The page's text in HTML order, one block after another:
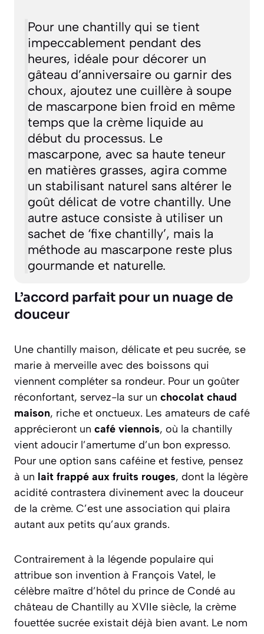
Pour une chantilly qui se tient
impeccablement pendant des
heures, idéale pour décorer un
gâteau d’anniversaire ou garnir des
choux, ajoutez une cuillère à soupe
de mascarpone bien froid en même
temps que la crème liquide au
début du processus. Le
mascarpone, avec sa haute teneur
en matières grasses, agira comme
un stabilisant naturel sans altérer le
goût délicat de votre chantilly. Une
autre astuce consiste à utiliser un
sachet de ‘fixe chantilly’, mais la
méthode au mascarpone reste plus
gourmande et naturelle.
L’accord parfait pour un nuage de
douceur
Une chantilly maison, délicate et peu sucrée, se
marie à merveille avec des boissons qui
viennent compléter sa rondeur. Pour un goûter
réconfortant, servez-la sur un chocolat chaud
maison, riche et onctueux. Les amateurs de café
apprécieront un café viennois, où la chantilly
vient adoucir l’amertume d’un bon expresso.
Pour une option sans caféine et festive, pensez
à un lait frappé aux fruits rouges, dont la légère
acidité contrastera divinement avec la douceur
de la crème. C’est une association qui plaira
autant aux petits qu’aux grands.
Contrairement à la légende populaire qui
attribue son invention à François Vatel, le
célèbre maître d’hôtel du prince de Condé au
château de Chantilly au XVIIe siècle, la crème
fouettée sucrée existait déjà bien avant. Le nom